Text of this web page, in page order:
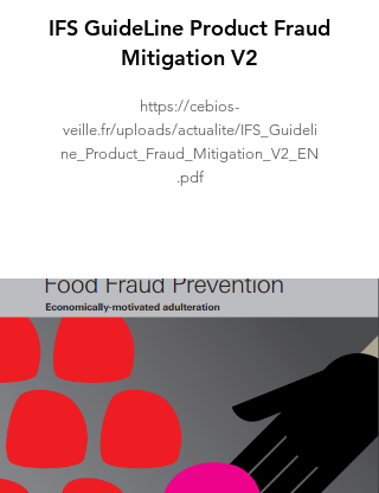
IFS GuideLine Product Fraud
Mitigation V2
https://cebios-
veille.fr/uploads/actualite/IFS_Guideli
ne_Product_Fraud_Mitigation_V2_EN
.pdf